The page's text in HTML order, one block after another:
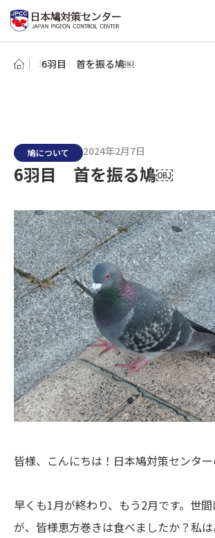
6羽目 首を振る鳩￼
鳩について 2024年2月7日
6羽目 首を振る鳩￼
皆様、こんにちは！日本鳩対策センター
早くも1月が終わり、もう2月です。世
が、皆様恵方巻きは食べましたか？私